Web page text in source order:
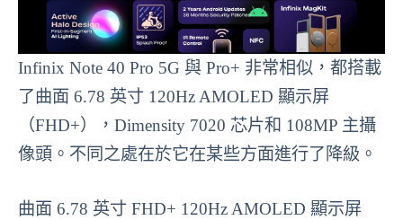
Infinix Note 40 Pro 5G 與 Pro+ 非常相似，都搭載
了曲面 6.78 英寸 120Hz AMOLED 顯示屏
（FHD+），Dimensity 7020 芯片和 108MP 主攝
像頭。不同之處在於它在某些方面進行了降級。
曲面 6.78 英寸 FHD+ 120Hz AMOLED 顯示屏